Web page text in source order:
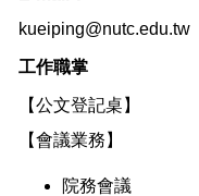
kueiping@nutc.edu.tw
工作職掌
【公文登記桌】
【會議業務】
院務會議